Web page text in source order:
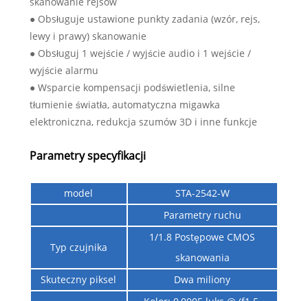
● Obsługuje ustawione punkty zadania (wzór, rejs,
lewy i prawy) skanowanie
● Obsługuj 1 wejście / wyjście audio i 1 wejście /
wyjście alarmu
● Wsparcie kompensacji podświetlenia, silne
tłumienie światła, automatyczna migawka
elektroniczna, redukcja szumów 3D i inne funkcje
Parametry specyfikacji
model
STA-2542-W
Parametry ruchu
Typ czujnika
1/1.8 Postępowe CMOS
skanowania
Skuteczny piksel
Dwa miliony